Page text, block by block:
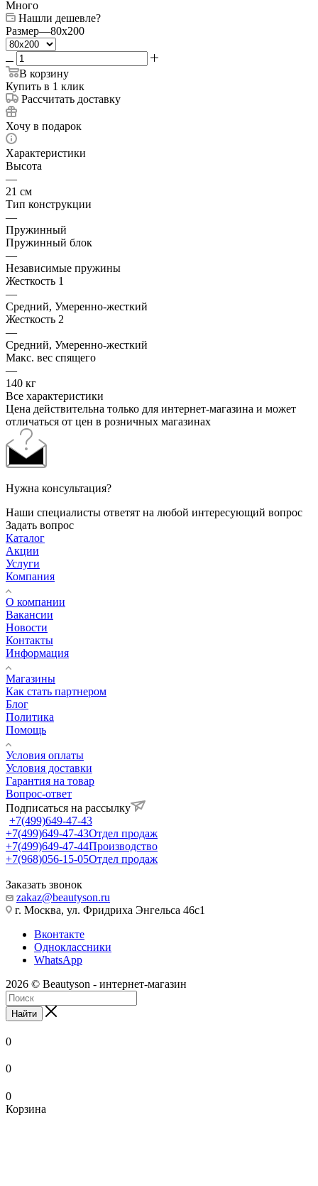
Много
Нашли дешевле?
Размер—80x200
В корзину
Купить в 1 клик
Рассчитать доставку
Хочу в подарок
Характеристики
Высота
—
21 см
Тип конструкции
—
Пружинный
Пружинный блок
—
Независимые пружины
Жесткость 1
—
Средний, Умеренно-жесткий
Жесткость 2
—
Средний, Умеренно-жесткий
Макс. вес спящего
—
140 кг
Все характеристики
Цена действительна только для интернет-магазина и может
отличаться от цен в розничных магазинах
Нужна консультация?
Наши специалисты ответят на любой интересующий вопрос
Задать вопрос
Каталог
Акции
Услуги
Компания
О компании
Вакансии
Новости
Контакты
Информация
Магазины
Как стать партнером
Блог
Политика
Помощь
Условия оплаты
Условия доставки
Гарантия на товар
Вопрос-ответ
Подписаться на рассылку
+7(499)649-47-43
+7(499)649-47-43Отдел продаж
+7(499)649-47-44Производство
+7(968)056-15-05Отдел продаж
Заказать звонок
zakaz@beautyson.ru
г. Москва, ул. Фридриха Энгельса 46с1
Вконтакте
Одноклассники
WhatsApp
2026 © Beautyson - интернет-магазин
Найти
0
0
0
Корзина